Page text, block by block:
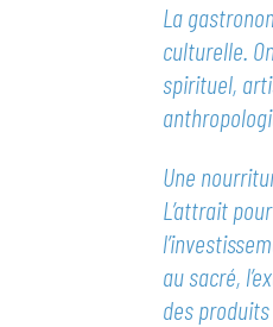
La
culturelle.
spirituel,
Une
L’attrait
au sacré,
des produits